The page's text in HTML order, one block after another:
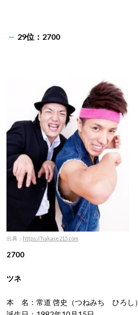
29位：2700
出典： https://hakase215.com
2700
ツネ
本 名：常道 啓史（つねみち ひろし）